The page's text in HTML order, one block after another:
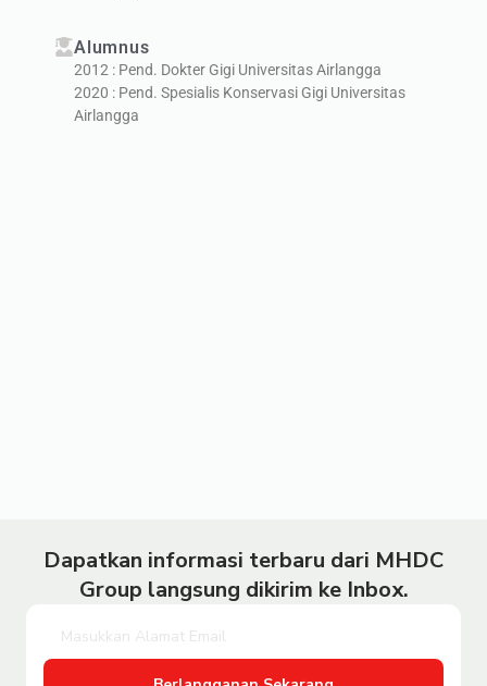
Alumnus
2012 : Pend. Dokter Gigi Universitas Airlangga
2020 : Pend. Spesialis Konservasi Gigi Universitas
Airlangga
Dapatkan informasi terbaru dari MHDC
Group langsung dikirim ke Inbox.